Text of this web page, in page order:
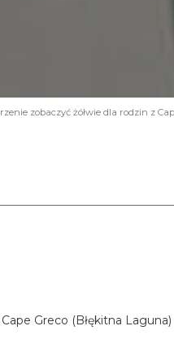
zobaczyć żółwie dla rodzin z
Greco (Błękitna Laguna)